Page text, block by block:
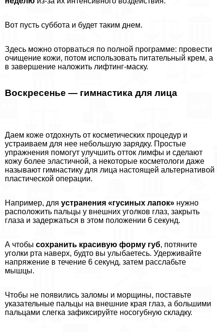
Вот пусть суббота и будет таким днем.
Здесь можно оторваться по полной программе: провести
очищение кожи, потом использовать питательный крем, а
в завершение наложить лифтинг-маску.
Воскресенье — гимнастика для лица
Даем коже отдохнуть от косметических процедур и
устраиваем для нее небольшую зарядку. Простые
упражнения помогут улучшить отток лимфы и сделают
кожу более эластичной, а некоторые косметологи даже
называют гимнастику для лица настоящей альтернативой
пластической операции.
Например, для устранения «гусиных лапок» нужно
расположить пальцы у внешних уголков глаз, закрыть
глаза и задержаться в этом положении 6 секунд.
А чтобы сохранить красивую форму губ, потяните
уголки рта наверх, будто вы улыбаетесь. Удерживайте
напряжение в течение 6 секунд, затем расслабьте
мышцы.
Чтобы не появились заломы и морщины, поставьте
указательные пальцы на внешние края глаз, а большими
пальцами слегка зафиксируйте носогубную складку.